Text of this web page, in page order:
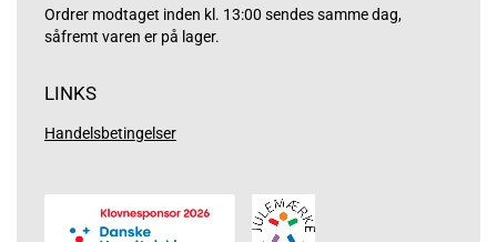
Ordrer modtaget inden kl. 13:00 sendes samme dag,
såfremt varen er på lager.
LINKS
Handelsbetingelser